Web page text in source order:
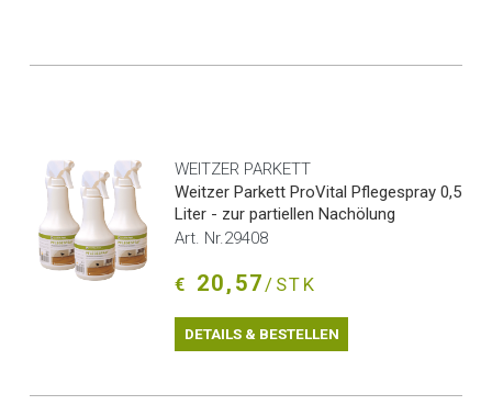
WEITZER PARKETT
Weitzer Parkett ProVital Pflegespray 0,5
Liter - zur partiellen Nachölung
Art. Nr.29408
€ 20,57/STK
DETAILS & BESTELLEN